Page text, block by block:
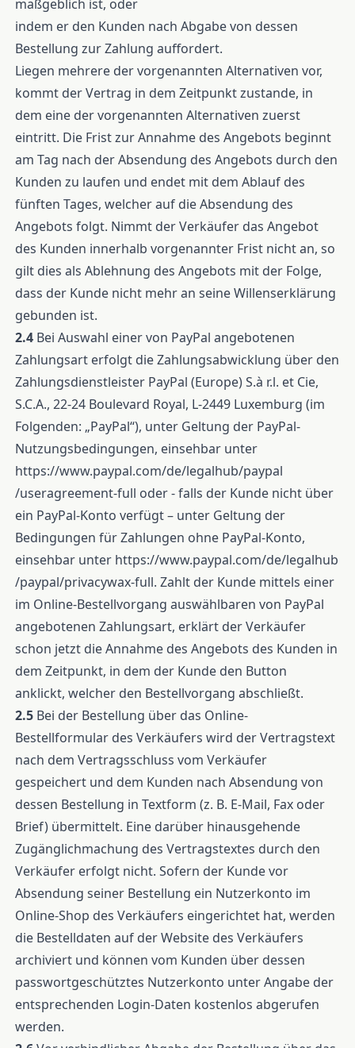
maßgeblich ist, oder
indem er den Kunden nach Abgabe von dessen
Bestellung zur Zahlung auffordert.
Liegen mehrere der vorgenannten Alternativen vor,
kommt der Vertrag in dem Zeitpunkt zustande, in
dem eine der vorgenannten Alternativen zuerst
eintritt. Die Frist zur Annahme des Angebots beginnt
am Tag nach der Absendung des Angebots durch den
Kunden zu laufen und endet mit dem Ablauf des
fünften Tages, welcher auf die Absendung des
Angebots folgt. Nimmt der Verkäufer das Angebot
des Kunden innerhalb vorgenannter Frist nicht an, so
gilt dies als Ablehnung des Angebots mit der Folge,
dass der Kunde nicht mehr an seine Willenserklärung
gebunden ist.
2.4 Bei Auswahl einer von PayPal angebotenen
Zahlungsart erfolgt die Zahlungsabwicklung über den
Zahlungsdienstleister PayPal (Europe) S.à r.l. et Cie,
S.C.A., 22-24 Boulevard Royal, L-2449 Luxemburg (im
Folgenden: „PayPal“), unter Geltung der PayPal-
Nutzungsbedingungen, einsehbar unter
https://www.paypal.com/de/legalhub/paypal
/useragreement-full oder - falls der Kunde nicht über
ein PayPal-Konto verfügt – unter Geltung der
Bedingungen für Zahlungen ohne PayPal-Konto,
einsehbar unter https://www.paypal.com/de/legalhub
/paypal/privacywax-full. Zahlt der Kunde mittels einer
im Online-Bestellvorgang auswählbaren von PayPal
angebotenen Zahlungsart, erklärt der Verkäufer
schon jetzt die Annahme des Angebots des Kunden in
dem Zeitpunkt, in dem der Kunde den Button
anklickt, welcher den Bestellvorgang abschließt.
2.5 Bei der Bestellung über das Online-
Bestellformular des Verkäufers wird der Vertragstext
nach dem Vertragsschluss vom Verkäufer
gespeichert und dem Kunden nach Absendung von
dessen Bestellung in Textform (z. B. E-Mail, Fax oder
Brief) übermittelt. Eine darüber hinausgehende
Zugänglichmachung des Vertragstextes durch den
Verkäufer erfolgt nicht. Sofern der Kunde vor
Absendung seiner Bestellung ein Nutzerkonto im
Online-Shop des Verkäufers eingerichtet hat, werden
die Bestelldaten auf der Website des Verkäufers
archiviert und können vom Kunden über dessen
passwortgeschütztes Nutzerkonto unter Angabe der
entsprechenden Login-Daten kostenlos abgerufen
werden.